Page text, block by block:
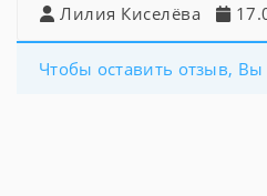
Лилия Киселёва
Чтобы оставить отзыв,